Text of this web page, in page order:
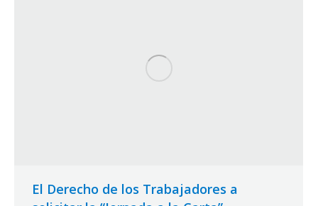
El Derecho de los Trabajadores a